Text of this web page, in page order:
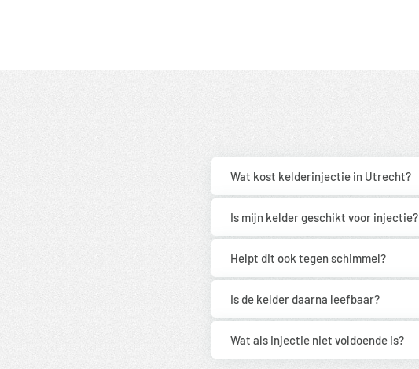
Wat kost kelderinjectie in Utrecht?
Is mijn kelder geschikt voor injectie?
Helpt dit ook tegen schimmel?
Is de kelder daarna leefbaar?
Wat als injectie niet voldoende is?